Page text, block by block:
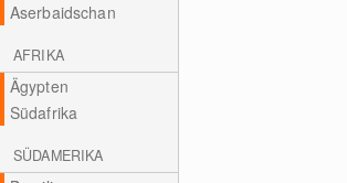
Aserbaidschan
AFRIKA
Ägypten
Südafrika
SÜDAMERIKA